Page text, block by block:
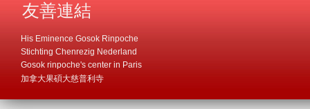
友善連結
His Eminence Gosok Rinpoche
Stichting Chenrezig Nederland
Gosok rinpoche's center in Paris
加拿大果碩大慈普利寺